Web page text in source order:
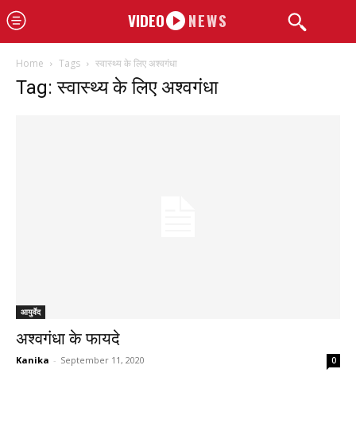
VIDEO NEWS
Home Tags स्वास्थ्य के लिए अश्वगंधा
Tag: स्वास्थ्य के लिए अश्वगंधा
आयुर्वेद
अश्वगंधा के फायदे
Kanika - September 11, 2020 0